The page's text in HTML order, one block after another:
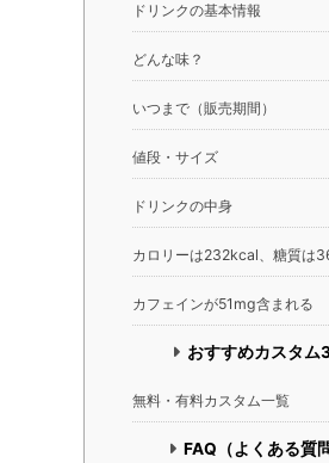
ドリンクの基本情報
どんな味？
いつまで（販売期間）
値段・サイズ
ドリンクの中身
カロリーは232kcal、糖質は
カフェインが51mg含まれる
おすすめカスタム
無料・有料カスタム一覧
FAQ（よくある質問